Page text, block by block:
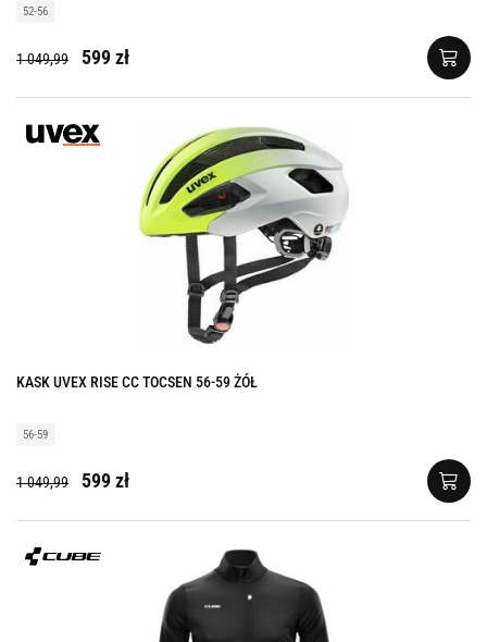
52-56
1 049,99 599 zł
KASK UVEX RISE CC TOCSEN 56-59 ŻÓŁ
56-59
1 049,99 599 zł